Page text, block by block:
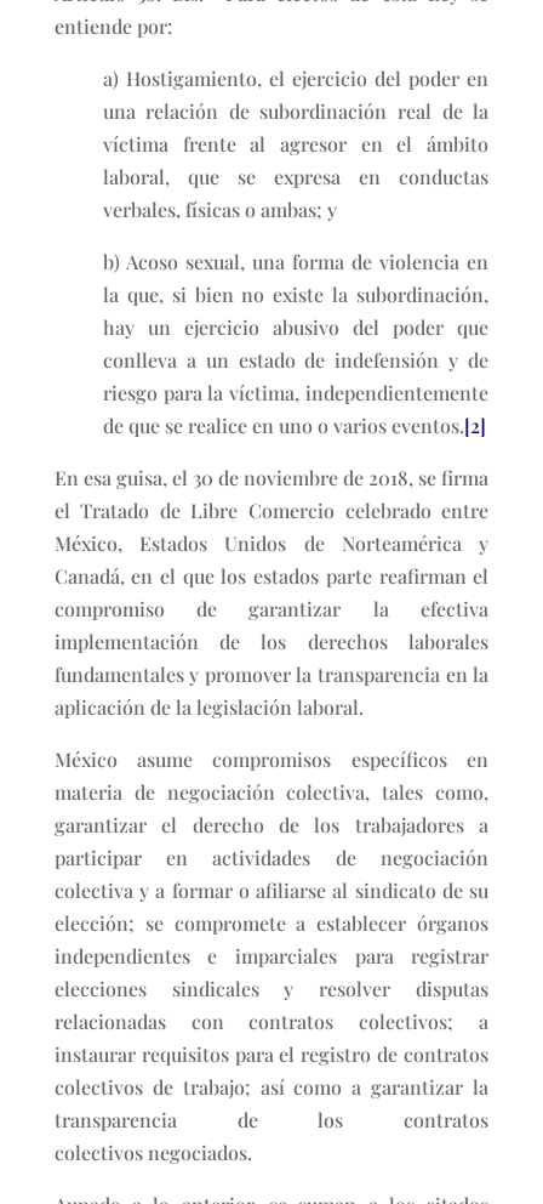
entiende por:
a) Hostigamiento, el ejercicio del poder en
una relación de subordinación real de la
víctima frente al agresor en el ámbito
laboral, que se expresa en conductas
verbales, físicas o ambas; y
b) Acoso sexual, una forma de violencia en
la que, si bien no existe la subordinación,
hay un ejercicio abusivo del poder que
conlleva a un estado de indefensión y de
riesgo para la víctima, independientemente
de que se realice en uno o varios eventos.[2]
En esa guisa, el 30 de noviembre de 2018, se firma
el Tratado de Libre Comercio celebrado entre
México, Estados Unidos de Norteamérica y
Canadá, en el que los estados parte reafirman el
compromiso de garantizar la efectiva
implementación de los derechos laborales
fundamentales y promover la transparencia en la
aplicación de la legislación laboral.
México asume compromisos específicos en
materia de negociación colectiva, tales como,
garantizar el derecho de los trabajadores a
participar en actividades de negociación
colectiva y a formar o afiliarse al sindicato de su
elección; se compromete a establecer órganos
independientes e imparciales para registrar
elecciones sindicales y resolver disputas
relacionadas con contratos colectivos; a
instaurar requisitos para el registro de contratos
colectivos de trabajo; así como a garantizar la
transparencia de los contratos
colectivos negociados.